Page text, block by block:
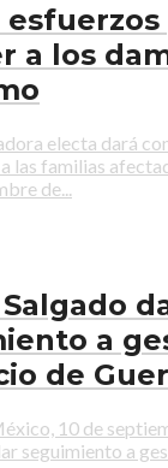
esfuerzos
a los
electa dará
las familias
de...
a
de
10 de
seguimiento a